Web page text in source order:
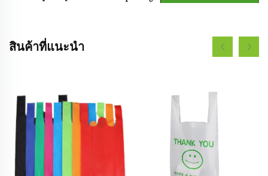
สินค้าที่แนะนำ